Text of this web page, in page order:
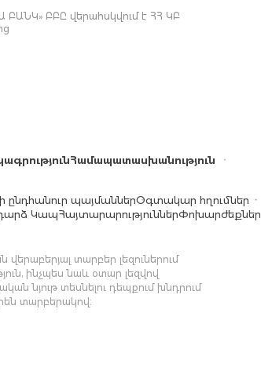
ԲԱՆԿ» ԲԲԸ վերահսկվում է ՀՀ ԿԲ
Համապատասխանություն
ընդհանուր պայմաններՕգտակար հղումներ
ԿապՀայտարարություններՓոխարժեքներ
վերաբերյալ տարբեր լեզուներում
ինչպես նաև օտար լեզվով
նյութ տեսնելու դեպքում խնդրում
տարբերակով։